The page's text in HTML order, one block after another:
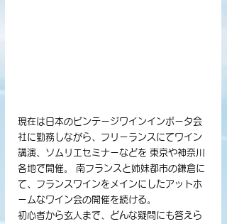
現在は日本のビンテージワインインポータ会
社に勤務しながら、フリーランスにてワイン
講演、ソムリエセミナーなどを 東京や神奈川
各地で開催。 南フランスと姉妹都市の鎌倉に
て、フランスワインをメインにしたアットホ
ームなワイン会の開催を続ける。
初心者から玄人まで、どんな疑問にも答えら